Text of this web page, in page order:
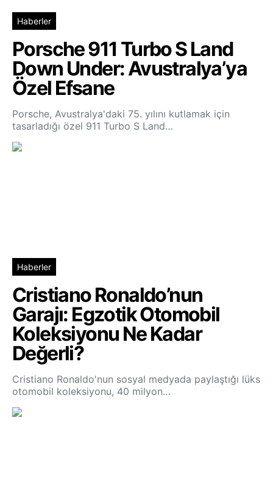
Haberler
Porsche 911 Turbo S Land
Down Under: Avustralya’ya
Özel Efsane
Porsche, Avustralya'daki 75. yılını kutlamak için
tasarladığı özel 911 Turbo S Land…
Haberler
Cristiano Ronaldo’nun
Garajı: Egzotik Otomobil
Koleksiyonu Ne Kadar
Değerli?
Cristiano Ronaldo'nun sosyal medyada paylaştığı lüks
otomobil koleksiyonu, 40 milyon…